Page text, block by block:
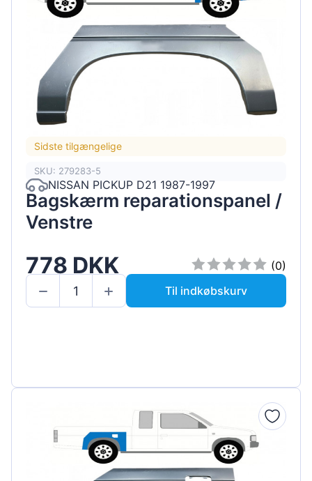
Sidste tilgængelige
SKU: 279283-5
NISSAN PICKUP D21 1987-1997
Bagskærm reparationspanel /
Venstre
778 DKK
(0)
Til indkøbskurv